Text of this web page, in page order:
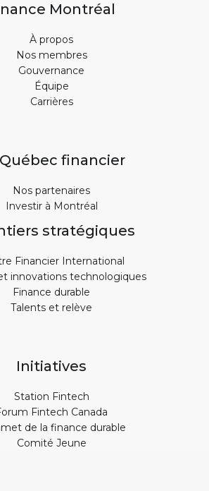
Montréal
À propos
Nos membres
Gouvernance
Équipe
Carrières
financier
Nos partenaires
Investir à Montréal
stratégiques
Financier International
innovations technologiques
Finance durable
Talents et relève
Initiatives
Station Fintech
Fintech Canada
de la finance durable
Comité Jeune